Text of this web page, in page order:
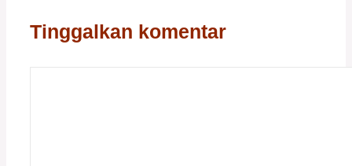
Tinggalkan komentar